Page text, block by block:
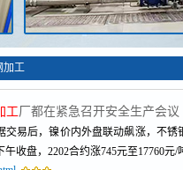
加工
工厂都在紧急召开安全生产会议
易后，镍价内外盘联动飙涨，不
收盘，2202合约涨745元至17760元/